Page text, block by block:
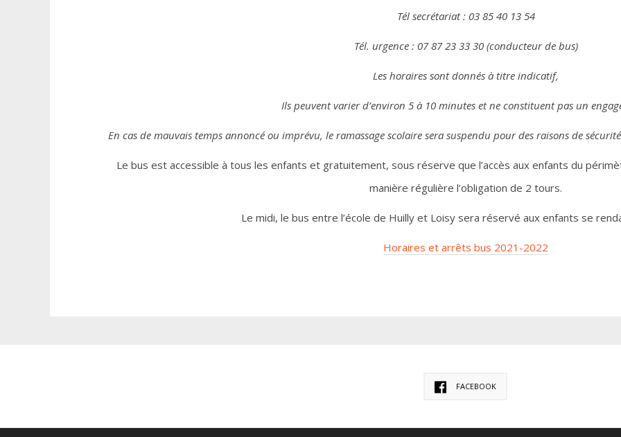
Tél secrétariat : 03 85 40 13 54
Tél. urgence : 07 87 23 33 30 (conducteur de bus)
Les horaires sont donnés à titre indicatif,
Ils peuvent varier d’environ 5 à 10 minutes et ne constituent pas un
En cas de mauvais temps annoncé ou imprévu, le ramassage scolaire sera suspendu pour des raisons de
Le bus est accessible à tous les enfants et gratuitement, sous réserve que l’accès aux enfants du
manière régulière l’obligation de 2 tours.
Le midi, le bus entre l’école de Huilly et Loisy sera réservé aux enfants se
Horaires et arrêts bus 2021-2022
FACEBOOK